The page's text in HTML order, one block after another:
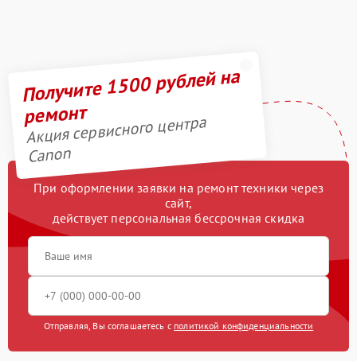
Получите 1500 рублей на
ремонт
Акция сервисного центра
Canon
При оформлении заявки на ремонт техники через
сайт,
действует персональная бессрочная скидка
Отправляя, Вы соглашаетесь с политикой конфиденциальности